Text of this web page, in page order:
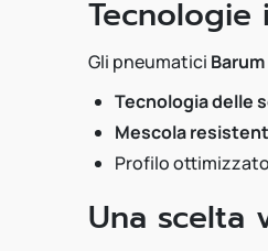
Gli pneumatici Barum
Tecnologia delle
Mescola
Profilo
Una scelta